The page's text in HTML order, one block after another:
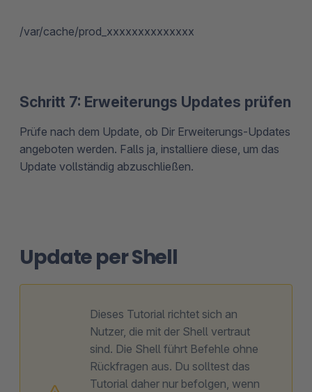
/var/cache/prod_xxxxxxxxxxxxxx
Schritt 7: Erweiterungs Updates prüfen
Prüfe nach dem Update, ob Dir Erweiterungs-Updates
angeboten werden. Falls ja, installiere diese, um das
Update vollständig abzuschließen.
Update per Shell
Dieses Tutorial richtet sich an
Nutzer, die mit der Shell vertraut
sind. Die Shell führt Befehle ohne
Rückfragen aus. Du solltest das
Tutorial daher nur befolgen, wenn